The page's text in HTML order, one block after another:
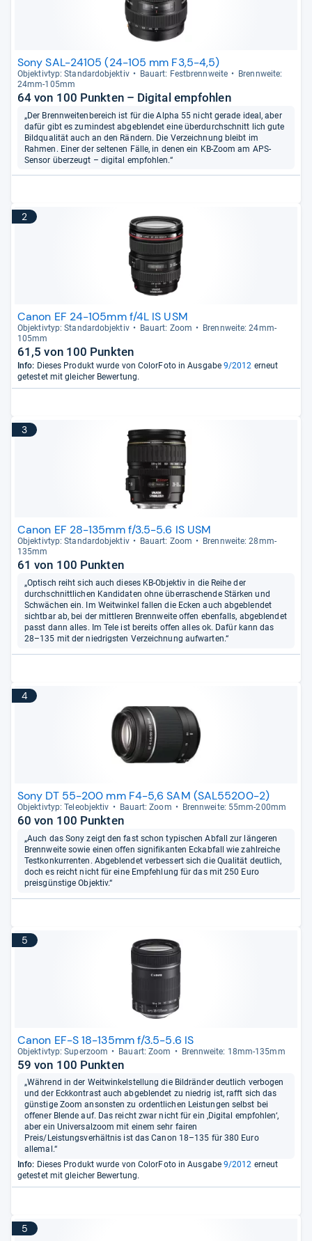
Sony SAL-24105 (24-105 mm F3,5-4,5)
Objek­tiv­typ: Stan­dar­d­ob­jek­tiv Bau­art: Fest­brenn­weite
Brenn­weite:
24mm-​105mm
64 von 100 Punkten – Digital empfohlen
„Der Brennweitenbereich ist für die Alpha 55 nicht gerade ideal, aber
dafür gibt es zumindest abgeblendet eine überdurchschnitt lich gute
Bildqualität auch an den Rändern. Die Verzeichnung bleibt im
Rahmen. Einer der seltenen Fälle, in denen ein KB-Zoom am APS-
Sensor überzeugt – digital empfohlen.“
2
Canon EF 24-105mm f/4L IS USM
Objek­tiv­typ: Stan­dar­d­ob­jek­tiv Bau­art: Zoom
Brenn­weite: 24mm-​
105mm
61,5 von 100 Punkten
Info: Dieses Produkt wurde von ColorFoto in Ausgabe 9/2012 erneut
getestet mit gleicher Bewertung.
3
Canon EF 28-135mm f/3.5-5.6 IS USM
Objek­tiv­typ: Stan­dar­d­ob­jek­tiv Bau­art: Zoom
Brenn­weite: 28mm-​
135mm
61 von 100 Punkten
„Optisch reiht sich auch dieses KB-Objektiv in die Reihe der
durchschnittlichen Kandidaten ohne überraschende Stärken und
Schwächen ein. Im Weitwinkel fallen die Ecken auch abgeblendet
sichtbar ab, bei der mittleren Brennweite offen ebenfalls, abgeblendet
passt dann alles. Im Tele ist bereits offen alles ok. Dafür kann das
28–135 mit der niedrigsten Verzeichnung aufwarten.“
4
Sony DT 55-200 mm F4-5,6 SAM (SAL55200-2)
Objek­tiv­typ: Tele­ob­jek­tiv Bau­art: Zoom Brenn­weite: 55mm-​200mm
60 von 100 Punkten
„Auch das Sony zeigt den fast schon typischen Abfall zur längeren
Brennweite sowie einen offen signifikanten Eckabfall wie zahlreiche
Testkonkurrenten. Abgeblendet verbessert sich die Qualität deutlich,
doch es reicht nicht für eine Empfehlung für das mit 250 Euro
preisgünstige Objektiv.“
5
Canon EF-S 18-135mm f/3.5-5.6 IS
Objek­tiv­typ: Super­zoom Bau­art: Zoom Brenn­weite: 18mm-​135mm
59 von 100 Punkten
„Während in der Weitwinkelstellung die Bildränder deutlich verbogen
und der Eckkontrast auch abgeblendet zu niedrig ist, rafft sich das
günstige Zoom ansonsten zu ordentlichen Leistungen selbst bei
offener Blende auf. Das reicht zwar nicht für ein ‚Digital empfohlen‘,
aber ein Universalzoom mit einem sehr fairen
Preis/Leistungsverhältnis ist das Canon 18–135 für 380 Euro
allemal.“
Info: Dieses Produkt wurde von ColorFoto in Ausgabe 9/2012 erneut
getestet mit gleicher Bewertung.
5